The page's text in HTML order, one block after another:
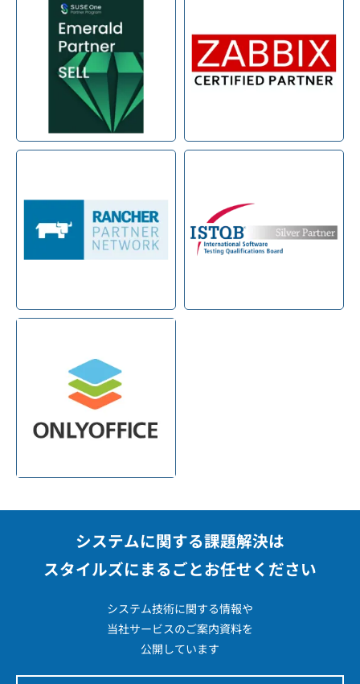
システムに関する課題解決は
スタイルズにまるごとお任せください
システム技術に関する情報や
当社サービスのご案内資料を
公開しています